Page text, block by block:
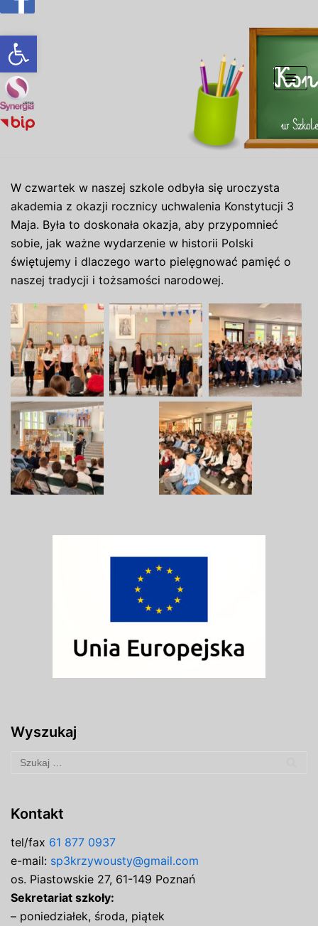
Otwórz pasek narzędzi
Przejdź
do
treści
W czwartek w naszej szkole odbyła się uroczysta
akademia z okazji rocznicy uchwalenia Konstytucji 3
Maja. Była to doskonała okazja, aby przypomnieć
sobie, jak ważne wydarzenie w historii Polski
świętujemy i dlaczego warto pielęgnować pamięć o
naszej tradycji i tożsamości narodowej.
Wyszukaj
Kontakt
tel/fax 61 877 0937
e-mail: sp3krzywousty@gmail.com
os. Piastowskie 27, 61-149 Poznań
Sekretariat szkoły:
– poniedziałek, środa, piątek